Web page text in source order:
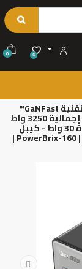
0
0
محطة الشحن المتكاملة 10 في 1 من بروميت بتقنية GaNFast™
وبقوة 160 واط – مع أربع منافذ كهربائية بقوة إجمالية 3250 واط
– أربع منافذ تايب سي PD3.1 – منفذ USB-A بقوة 30 واط - كيبل